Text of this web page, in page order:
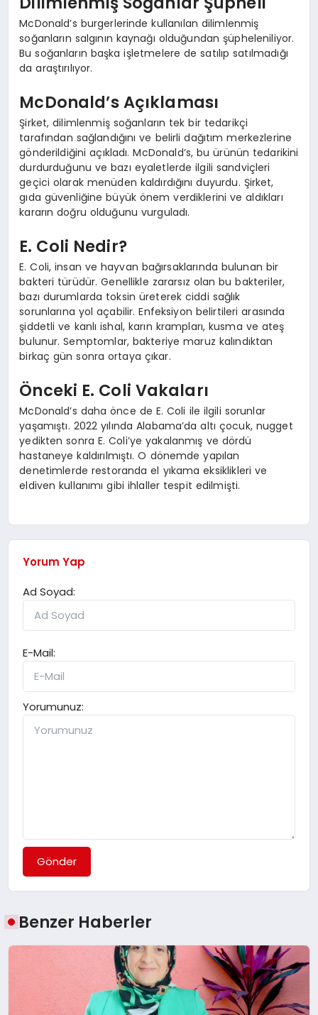
McDonald’s burgerlerinde kullanılan dilimlenmiş
soğanların salgının kaynağı olduğundan şüpheleniliyor.
Bu soğanların başka işletmelere de satılıp satılmadığı
da araştırılıyor.
McDonald’s Açıklaması
Şirket, dilimlenmiş soğanların tek bir tedarikçi
tarafından sağlandığını ve belirli dağıtım merkezlerine
gönderildiğini açıkladı. McDonald’s, bu ürünün tedarikini
durdurduğunu ve bazı eyaletlerde ilgili sandviçleri
geçici olarak menüden kaldırdığını duyurdu. Şirket,
gıda güvenliğine büyük önem verdiklerini ve aldıkları
kararın doğru olduğunu vurguladı.
E. Coli Nedir?
E. Coli, insan ve hayvan bağırsaklarında bulunan bir
bakteri türüdür. Genellikle zararsız olan bu bakteriler,
bazı durumlarda toksin üreterek ciddi sağlık
sorunlarına yol açabilir. Enfeksiyon belirtileri arasında
şiddetli ve kanlı ishal, karın krampları, kusma ve ateş
bulunur. Semptomlar, bakteriye maruz kalındıktan
birkaç gün sonra ortaya çıkar.
Önceki E. Coli Vakaları
McDonald’s daha önce de E. Coli ile ilgili sorunlar
yaşamıştı. 2022 yılında Alabama’da altı çocuk, nugget
yedikten sonra E. Coli’ye yakalanmış ve dördü
hastaneye kaldırılmıştı. O dönemde yapılan
denetimlerde restoranda el yıkama eksiklikleri ve
eldiven kullanımı gibi ihlaller tespit edilmişti.
Yorum Yap
Ad Soyad:
E-Mail:
Yorumunuz:
Gönder
Benzer Haberler